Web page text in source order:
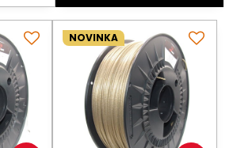
NOVINKA